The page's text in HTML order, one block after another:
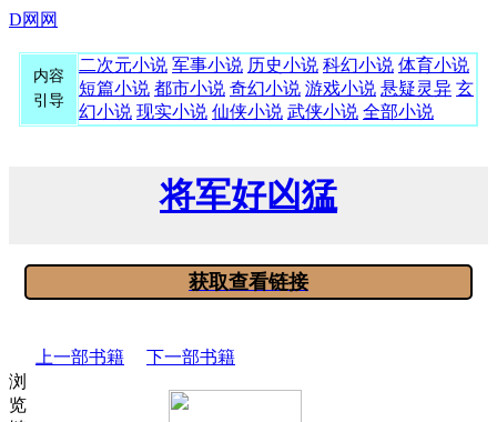
D网网
内容
引导
二次元小说 军事小说 历史小说 科幻小说 体育小说
短篇小说 都市小说 奇幻小说 游戏小说 悬疑灵异 玄
幻小说 现实小说 仙侠小说 武侠小说 全部小说
将军好凶猛
获取查看链接
浏
览
上一部书籍 下一部书籍